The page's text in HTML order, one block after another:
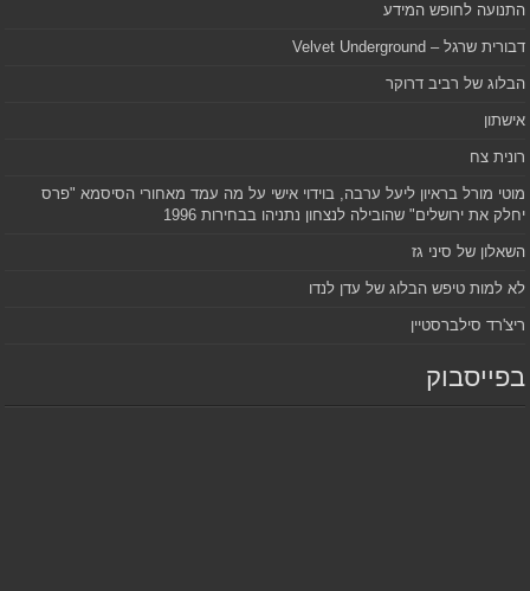
התנועה לחופש המידע
דבורית שרגל – Velvet Underground
הבלוג של רביב דרוקר
אישתון
רונית צח
מוטי מורל בראיון ליעל ערבה, בוידוי אישי על מה עמד מאחורי הסיסמא "פרס
יחלק את ירושלים" שהובילה לנצחון נתניהו בבחירות 1996
השאלון של סיני גז
לא למות טיפש הבלוג של עדן לנדו
ריצ'רד סילברסטיין
בפייסבוק